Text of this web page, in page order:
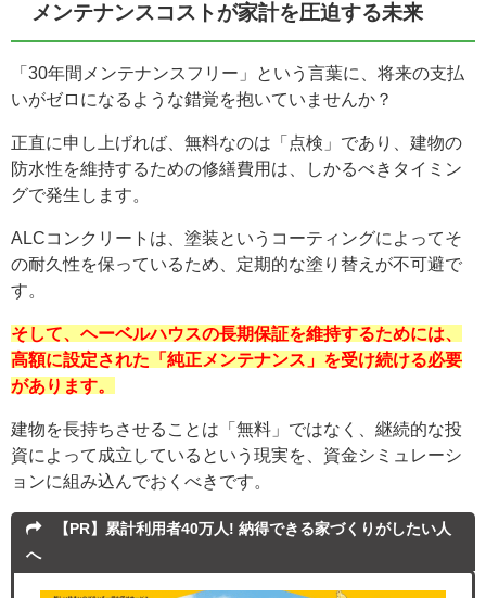
メンテナンスコストが家計を圧迫する未来
「30年間メンテナンスフリー」という言葉に、将来の支払
いがゼロになるような錯覚を抱いていませんか？
正直に申し上げれば、無料なのは「点検」であり、建物の
防水性を維持するための修繕費用は、しかるべきタイミン
グで発生します。
ALCコンクリートは、塗装というコーティングによってそ
の耐久性を保っているため、定期的な塗り替えが不可避で
す。
そして、ヘーベルハウスの長期保証を維持するためには、
高額に設定された「純正メンテナンス」を受け続ける必要
があります。
建物を長持ちさせることは「無料」ではなく、継続的な投
資によって成立しているという現実を、資金シミュレーシ
ョンに組み込んでおくべきです。
【PR】累計利用者40万人! 納得できる家づくりがしたい人
へ